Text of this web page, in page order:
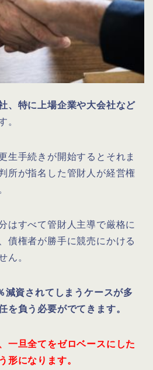
、特に上場企業や大会社など
。
生手続きが開始するとそれま
所が指名した管財人が経営権
はすべて管財人主導で厳格に
債権者が勝手に競売にかける
ん。
減資されてしまうケースが多
を負う必要がでてきます。
一旦全てをゼロベースにした
形になります。